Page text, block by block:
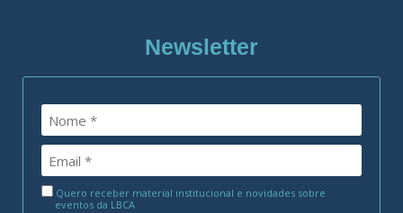
Newsletter
Quero receber material institucional e novidades sobre
eventos da LBCA